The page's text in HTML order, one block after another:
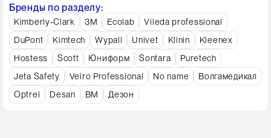
Бренды по разделу:
Kimberly-Clark 3M Ecolab
Vileda professional
DuPont
Kimtech Wypall Univet Klinin
Kleenex
Hostess
Scott Юниформ Sontara
Puretech
Jeta Safety
Veiro Professional No name
Волгамедикал
Optrel
Desan ВМ Дезон